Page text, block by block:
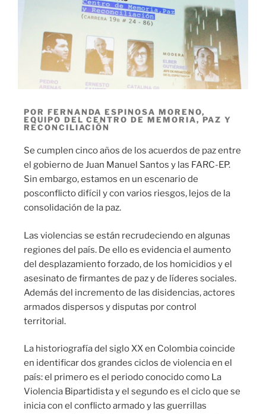
POR FERNANDA ESPINOSA MORENO,
EQUIPO DEL CENTRO DE MEMORIA, PAZ Y
RECONCILIACIÓN
Se cumplen cinco años de los acuerdos de paz entre
el gobierno de Juan Manuel Santos y las FARC-EP.
Sin embargo, estamos en un escenario de
posconflicto difícil y con varios riesgos, lejos de la
consolidación de la paz.
Las violencias se están recrudeciendo en algunas
regiones del país. De ello es evidencia el aumento
del desplazamiento forzado, de los homicidios y el
asesinato de firmantes de paz y de líderes sociales.
Además del incremento de las disidencias, actores
armados dispersos y disputas por control
territorial.
La historiografía del siglo XX en Colombia coincide
en identificar dos grandes ciclos de violencia en el
país: el primero es el periodo conocido como La
Violencia Bipartidista y el segundo es el ciclo que se
inicia con el conflicto armado y las guerrillas